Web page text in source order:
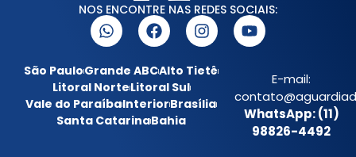
NOS ENCONTRE NAS REDES SOCIAIS:
São PauloGrande ABCAlto Tietê
Litoral NorteLitoral Sul
Vale do ParaíbaInteriorBrasília
Santa CatarinaBahia
E-mail:
WhatsApp: (11)
98826-4492